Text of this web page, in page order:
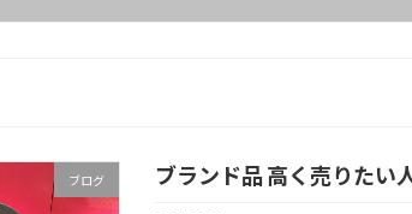
ブログ ブランド品 高く売りたい